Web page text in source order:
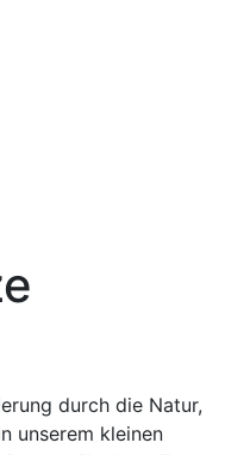
durch die Natur,
unserem kleinen